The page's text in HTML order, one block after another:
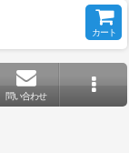
カート
問い合わせ